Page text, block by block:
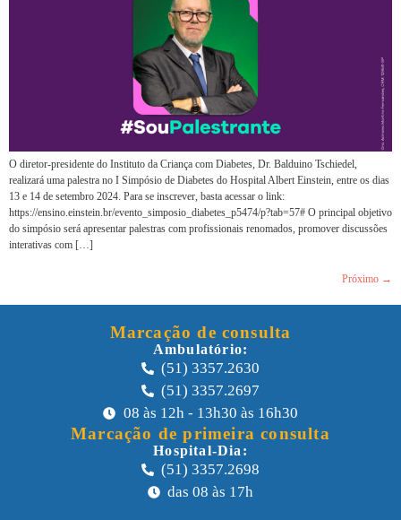
O diretor-presidente do Instituto da Criança com Diabetes, Dr. Balduino Tschiedel,
realizará uma palestra no I Simpósio de Diabetes do Hospital Albert Einstein, entre os dias
13 e 14 de setembro 2024. Para se inscrever, basta acessar o link:
https://ensino.einstein.br/evento_simposio_diabetes_p5474/p?tab=57# O principal objetivo
do simpósio será apresentar palestras com profissionais renomados, promover discussões
interativas com […]
Próximo →
Marcação de consulta
Ambulatório:
(51) 3357.2630
(51) 3357.2697
08 às 12h - 13h30 às 16h30
Marcação de primeira consulta
Hospital-Dia:
(51) 3357.2698
das 08 às 17h